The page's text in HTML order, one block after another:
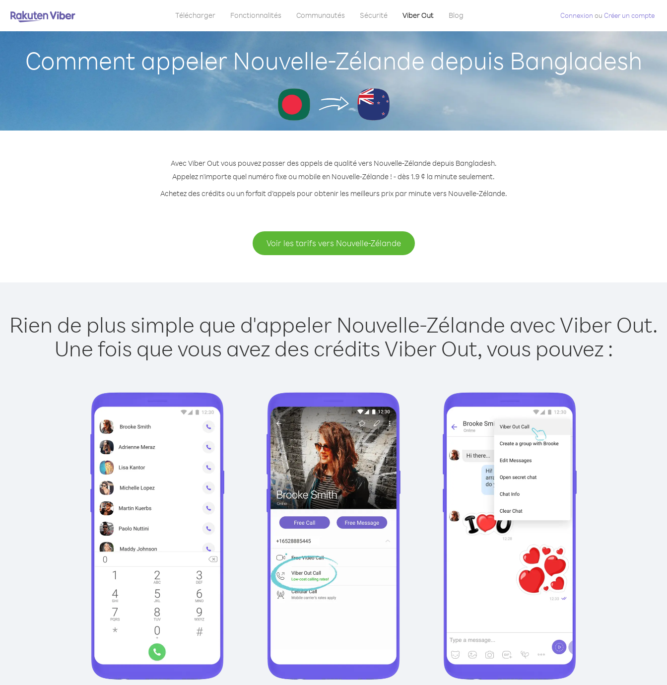
Télécharger Fonctionnalités Communautés Sécurité Viber Out Blog Connexion ou Créer un compte
Comment appeler Nouvelle-Zélande depuis Bangladesh
Avec Viber Out vous pouvez passer des appels de qualité vers Nouvelle-Zélande depuis Bangladesh.
Appelez n'importe quel numéro fixe ou mobile en Nouvelle-Zélande ! - dès 1.9 ¢ la minute seulement.
Achetez des crédits ou un forfait d’appels pour obtenir les meilleurs prix par minute vers Nouvelle-Zélande.
Voir les tarifs vers Nouvelle-Zélande
Rien de plus simple que d'appeler Nouvelle-Zélande avec Viber Out.
Une fois que vous avez des crédits Viber Out, vous pouvez :